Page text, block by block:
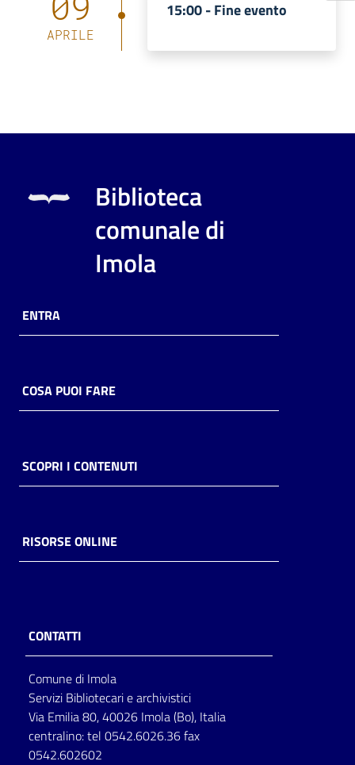
APRILE
15:00 -Fine evento
Biblioteca
comunale di
Imola
ENTRA
COSA PUOI FARE
SCOPRI I CONTENUTI
RISORSE ONLINE
CONTATTI
Comune di Imola
Servizi Bibliotecari e archivistici
Via Emilia 80, 40026 Imola (Bo), Italia
centralino: tel 0542.6026.36 fax
0542.602602